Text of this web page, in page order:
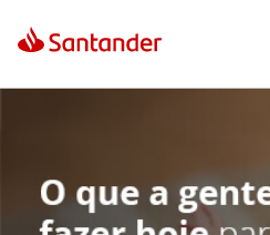
App Santander